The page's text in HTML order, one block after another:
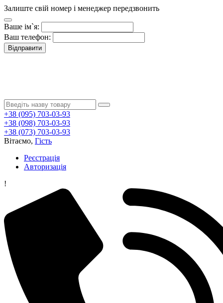
Залиште свій номер і менеджер передзвонить
Ваше ім`я:
Ваш телефон:
Відправити
+38 (095) 703-03-93
+38 (098) 703-03-93
+38 (073) 703-03-93
Вітаємо, Гість
Реєстрація
Авторизація
!